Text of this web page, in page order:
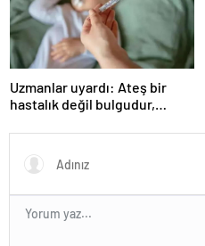
Uzmanlar uyardı: Ateş bir
hastalık değil bulgudur,
mekanizmasıdır